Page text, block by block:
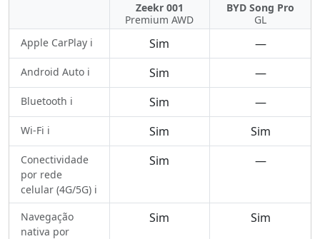
Zeekr 001
Premium AWD
BYD Song Pro
GL
Apple CarPlay ℹ️
Sim —
Android Auto ℹ️ Sim —
Bluetooth ℹ️ Sim —
Wi-Fi ℹ️ Sim Sim
Conectividade
por rede
celular (4G/5G) ℹ️
Sim —
Navegação
nativa por
Sim Sim